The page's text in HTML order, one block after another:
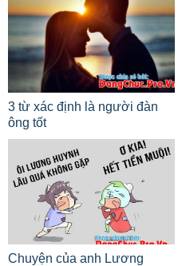
3 từ xác định là người đàn
ông tốt
Chuyện của anh Lương